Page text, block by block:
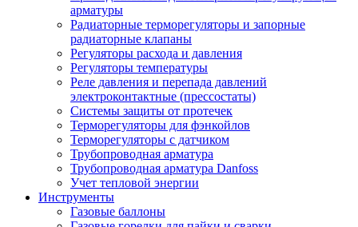
арматуры
Радиаторные терморегуляторы и запорные
радиаторные клапаны
Регуляторы расхода и давления
Регуляторы температуры
Реле давления и перепада давлений
электроконтактные (прессостаты)
Системы защиты от протечек
Терморегуляторы для фэнкойлов
Терморегуляторы с датчиком
Трубопроводная арматура
Трубопроводная арматура Danfoss
Учет тепловой энергии
Инструменты
Газовые баллоны